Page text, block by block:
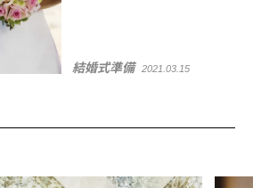
結婚式準備 2021.03.15